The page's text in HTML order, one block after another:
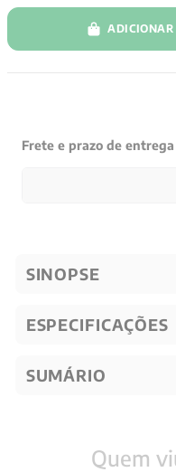
ADICIONAR
Frete e prazo de entrega
SINOPSE
ESPECIFICAÇÕES
SUMÁRIO
Quem